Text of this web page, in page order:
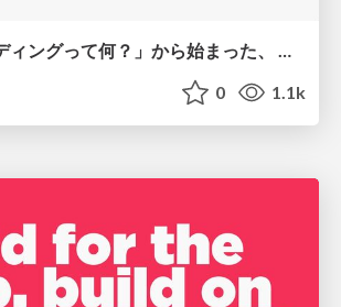
「バイブコーディングって何？」から始まった、 AIとの一年間と、その先のこと
0 1.1k